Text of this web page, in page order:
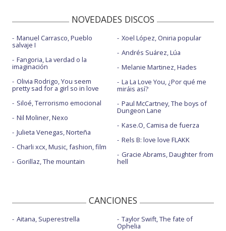
NOVEDADES DISCOS
Manuel Carrasco, Pueblo
salvaje I
Fangoria, La verdad o la
imaginación
Olivia Rodrigo, You seem
pretty sad for a girl so in love
Siloé, Terrorismo emocional
Nil Moliner, Nexo
Julieta Venegas, Norteña
Charli xcx, Music, fashion, film
Gorillaz, The mountain
Xoel López, Oniria popular
Andrés Suárez, Lúa
Melanie Martinez, Hades
La La Love You, ¿Por qué me
miráis así?
Paul McCartney, The boys of
Dungeon Lane
Kase.O, Camisa de fuerza
Rels B: love love FLAKK
Gracie Abrams, Daughter from
hell
CANCIONES
Aitana, Superestrella Taylor Swift, The fate of
Ophelia